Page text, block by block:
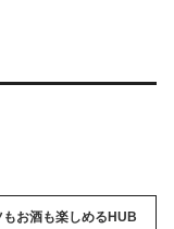
お酒も楽しめるHUB